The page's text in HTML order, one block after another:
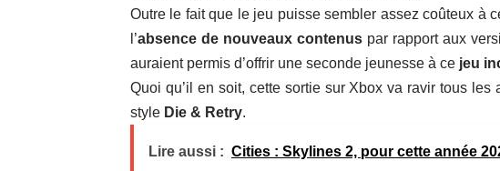
Outre le fait que le jeu puisse sembler assez coûteux à
l’absence de nouveaux contenuspar rapport aux
auraient permis d’offrir une seconde jeunesse à ce jeu
Quoi qu’il en soit, cette sortie sur Xbox va ravir tous les
style Die & Retry.
Lire aussi : Cities : Skylines 2, pour cette année